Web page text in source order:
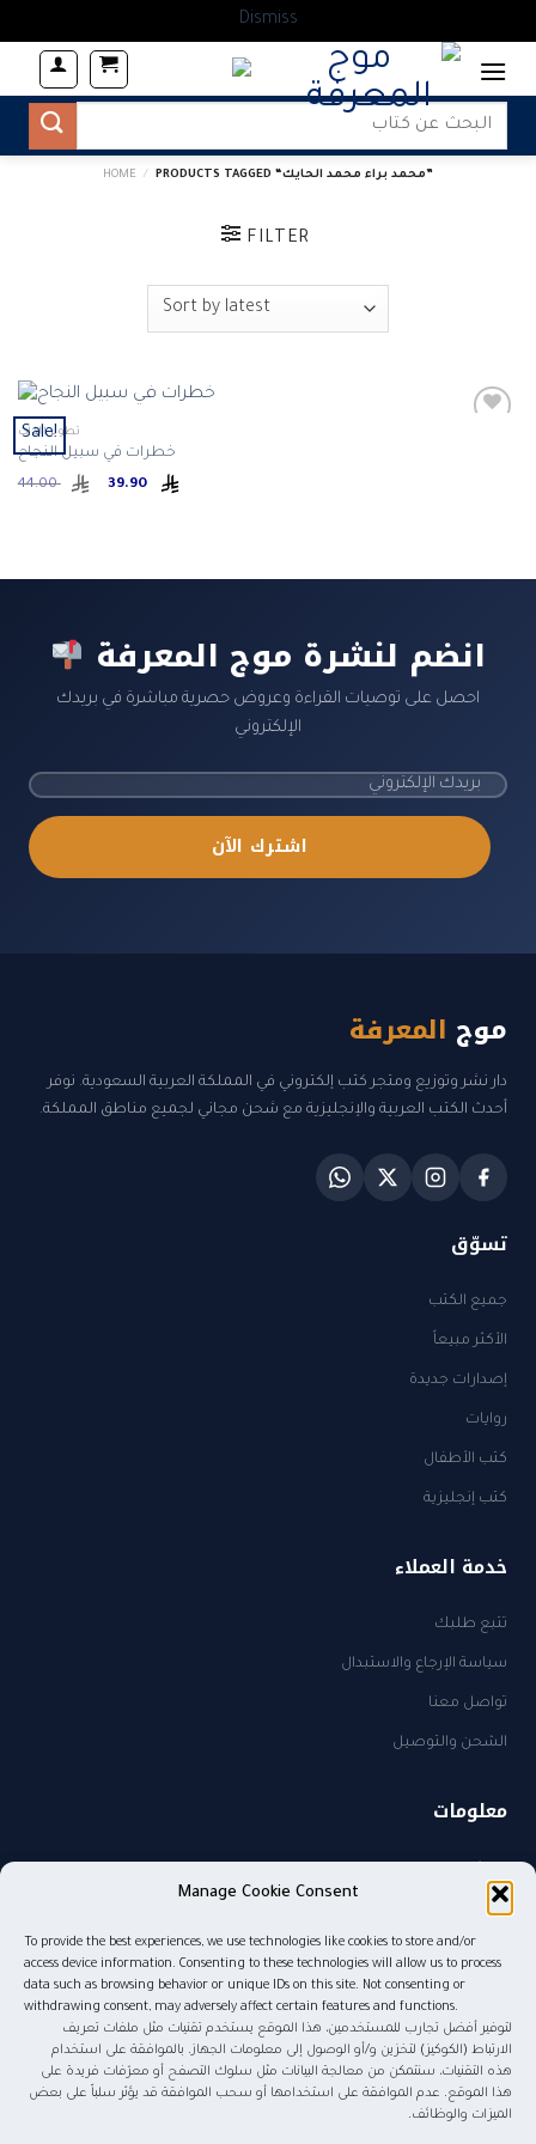
Manage Cookie Consent
To provide the best experiences, we use technologies like cookies to store and/or
access device information. Consenting to these technologies will allow us to process
data such as browsing behavior or unique IDs on this site. Not consenting or
withdrawing consent, may adversely affect certain features and functions.
لتوفير أفضل تجارب للمستخدمين، هذا الموقع يستخدم تقنيات مثل ملفات تعريف
الارتباط (الكوكيز) لتخزين و/أو الوصول إلى معلومات الجهاز. بالموافقة على استخدام
هذه التقنيات، سنتمكن من معالجة البيانات مثل سلوك التصفح أو معرّفات فريدة على
هذا الموقع. عدم الموافقة على استخدامها أو سحب الموافقة قد يؤثر سلباً على بعض
الميزات والوظائف.
Dismiss
content
Search
HOME / PRODUCTS TAGGED “محمد براء محمد الحايك”
FILTER
Sale!
تطوير الذات
خطرات في سبيل النجاح
44.00
Original
price 39.90
انضم لنشرة موج المعرفة
احصل على توصيات القراءة وعروض حصرية مباشرة في بريدك
الإلكتروني
اشترك الآن
موج المعرفة
دار نشر وتوزيع ومتجر كتب إلكتروني في المملكة العربية السعودية. نوفر
أحدث الكتب العربية والإنجليزية مع شحن مجاني لجميع مناطق المملكة.
تسوّق
جميع الكتب
الأكثر مبيعاً
إصدارات جديدة
روايات
كتب الأطفال
كتب إنجليزية
خدمة العملاء
تتبع طلبك
سياسة الإرجاع والاستبدال
تواصل معنا
الشحن والتوصيل
معلومات
سياسة الخصوصية
sales@kw.sa
٠٥٠٥٨٢٧٤٨٥
© ٢٠٢٦ موج المعرفة للنشر والتوزيع. جميع الحقوق محفوظة.